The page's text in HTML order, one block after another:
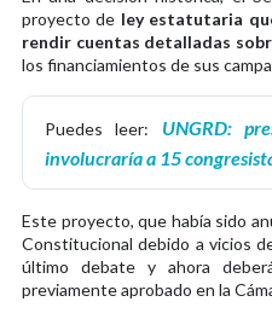
proyecto de ley estatutaria
rendir cuentas detalladas
los financiamientos de sus
Puedes leer: UNGRD:
involucraría a 15
Este proyecto, que había sido
Constitucional debido a vicios
último debate y ahora
previamente aprobado en la